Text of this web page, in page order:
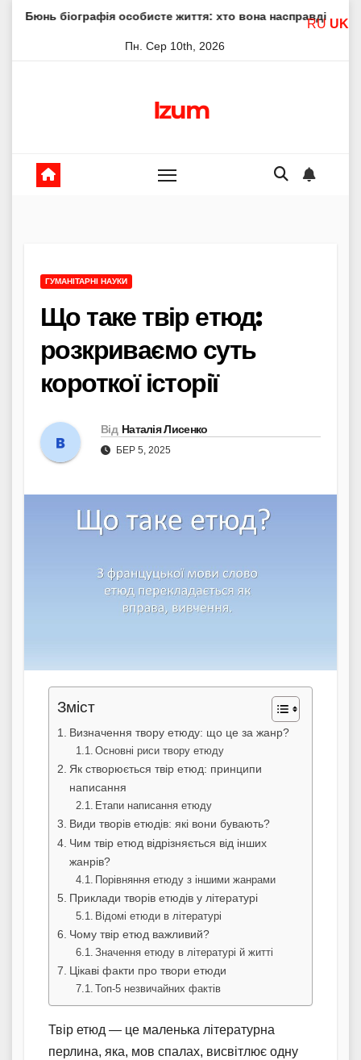
особисте життя: хто вона насправді Елена
Пн. Сер 10th, 2026
Izum
ГУМАНІТАРНІ НАУКИ
Що таке твір етюд:
розкриваємо суть
короткої історії
Від Наталія Лисенко
БЕР 5, 2025
Зміст
Визначення твору етюду: що це за жанр?
Основні риси твору етюду
Як створюється твір етюд: принципи
написання
Етапи написання етюду
Види творів етюдів: які вони бувають?
Чим твір етюд відрізняється від інших
жанрів?
Порівняння етюду з іншими жанрами
Приклади творів етюдів у літературі
Відомі етюди в літературі
Чому твір етюд важливий?
Значення етюду в літературі й житті
Цікаві факти про твори етюди
Топ-5 незвичайних фактів
Твір етюд — це маленька літературна
перлина, яка, мов спалах, висвітлює одну
RU UK